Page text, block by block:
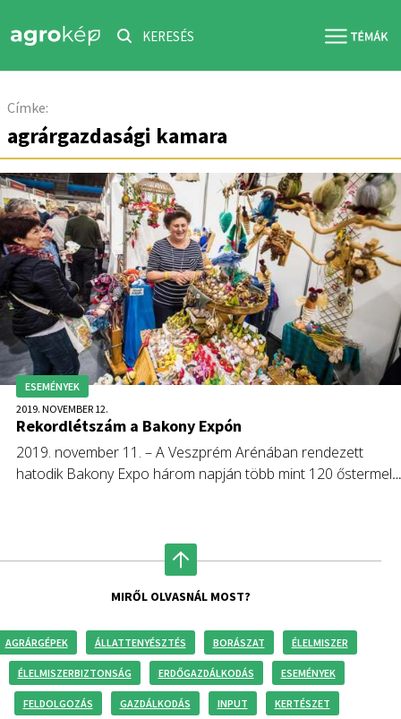
KERESÉS
Címke:
agrárgazdasági kamara
ESEMÉNYEK
2019. NOVEMBER 12.
Rekordlétszám a Bakony Expón
2019. november 11. – A Veszprém Arénában rendezett
hatodik Bakony Expo három napján több mint 120 őstermelő
MIRŐL OLVASNÁL MOST?
AGRÁRGÉPEK ÁLLATTENYÉSZTÉS BORÁSZAT ÉLELMISZER
ÉLELMISZERBIZTONSÁG ERDŐGAZDÁLKODÁS ESEMÉNYEK
FELDOLGOZÁS GAZDÁLKODÁS INPUT KERTÉSZET